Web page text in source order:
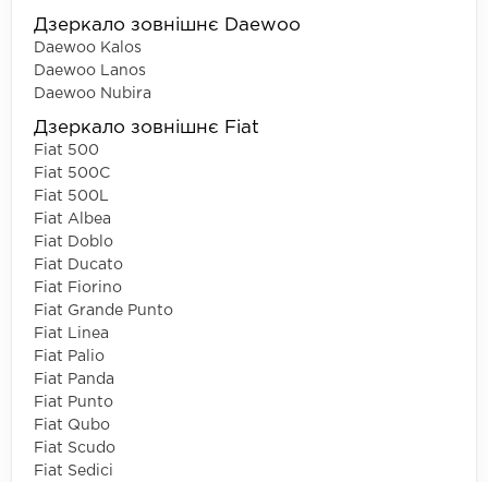
Дзеркало зовнішнє Daewoo
Daewoo Kalos
Daewoo Lanos
Daewoo Nubira
Дзеркало зовнішнє Fiat
Fiat 500
Fiat 500C
Fiat 500L
Fiat Albea
Fiat Doblo
Fiat Ducato
Fiat Fiorino
Fiat Grande Punto
Fiat Linea
Fiat Palio
Fiat Panda
Fiat Punto
Fiat Qubo
Fiat Scudo
Fiat Sedici